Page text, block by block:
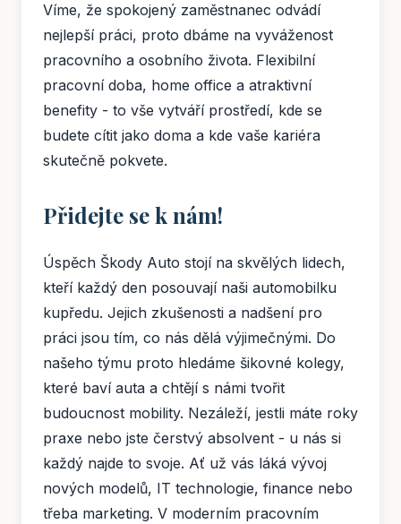
Víme, že spokojený zaměstnanec odvádí
nejlepší práci, proto dbáme na vyváženost
pracovního a osobního života. Flexibilní
pracovní doba, home office a atraktivní
benefity - to vše vytváří prostředí, kde se
budete cítit jako doma a kde vaše kariéra
skutečně pokvete.
Přidejte se k nám!
Úspěch Škody Auto stojí na skvělých lidech,
kteří každý den posouvají naši automobilku
kupředu. Jejich zkušenosti a nadšení pro
práci jsou tím, co nás dělá výjimečnými. Do
našeho týmu proto hledáme šikovné kolegy,
které baví auta a chtějí s námi tvořit
budoucnost mobility. Nezáleží, jestli máte roky
praxe nebo jste čerstvý absolvent - u nás si
každý najde to svoje. Ať už vás láká vývoj
nových modelů, IT technologie, finance nebo
třeba marketing. V moderním pracovním